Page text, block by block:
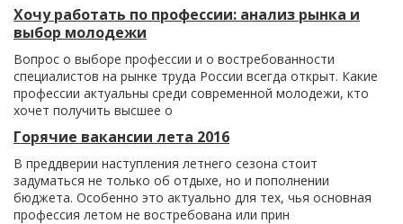
Хочу работать по профессии: анализ рынка и
выбор молодежи
Вопрос о выборе профессии и о востребованности
специалистов на рынке труда России всегда открыт. Какие
профессии актуальны среди современной молодежи, кто
хочет получить высшее о
Горячие вакансии лета 2016
В преддверии наступления летнего сезона стоит
задуматься не только об отдыхе, но и пополнении
бюджета. Особенно это актуально для тех, чья основная
профессия летом не востребована или прин